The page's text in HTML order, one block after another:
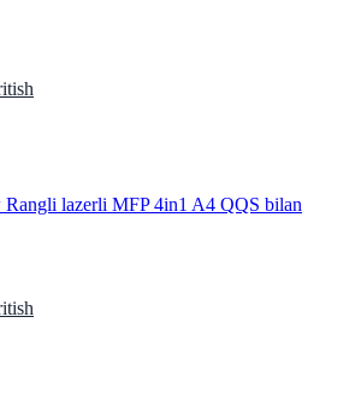
lazerli MFP 4in1 A4 QQS bilan